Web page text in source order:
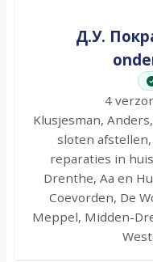
Д.У.
4
Klusjesman,
sloten
reparaties in
Drenthe, Aa en
Coevorden, De
Meppel, Midden-